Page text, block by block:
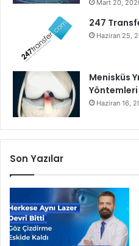
b
n
Mart 20,
247
Haziran 25,
Menisküs
Yöntemleri
Haziran 16,
Son Yazılar